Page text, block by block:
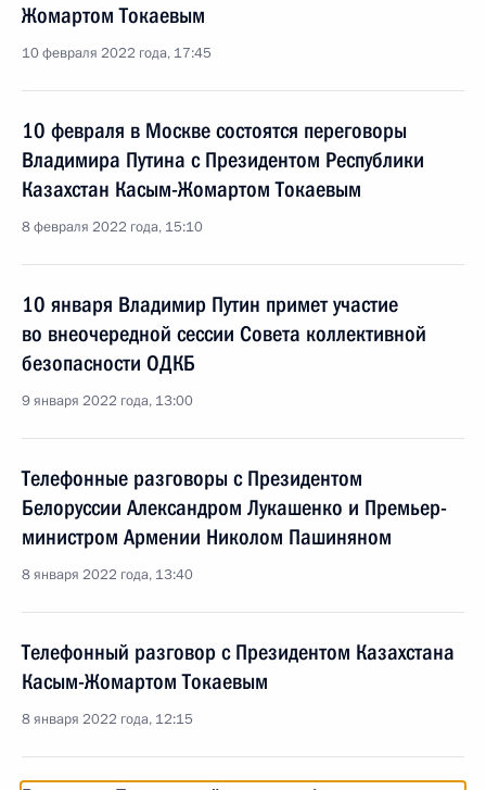
Жомартом Токаевым
10 февраля 2022 года, 17:45
10 февраля в Москве состоятся переговоры
Владимира Путина с Президентом Республики
Казахстан Касым-Жомартом Токаевым
8 февраля 2022 года, 15:10
10 января Владимир Путин примет участие
во внеочередной сессии Совета коллективной
безопасности ОДКБ
9 января 2022 года, 13:00
Телефонные разговоры с Президентом
Белоруссии Александром Лукашенко и Премьер-
министром Армении Николом Пашиняном
8 января 2022 года, 13:40
Телефонный разговор с Президентом Казахстана
Касым-Жомартом Токаевым
8 января 2022 года, 12:15